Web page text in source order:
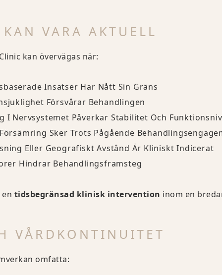
VARA AKTUELL
kan övervägas när:
Insatser Har Nått Sin Gräns
Försvårar Behandlingen
I Nervsystemet Påverkar Stabilitet Och
Sker Trots Pågående
Eller Geografiskt Avstånd Är Kliniskt Indicerat
Hindrar Behandlingsframsteg
tidsbegränsad klinisk intervention inom en
VÅRDKONTINUITET
omfatta: